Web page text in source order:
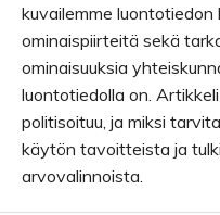
kuvailemme
ominaispiirteitä sekä
ominaisuuksia
luontotiedolla on.
politisoituu, ja miksi
käytön tavoitteista ja
arvovalinnoista.